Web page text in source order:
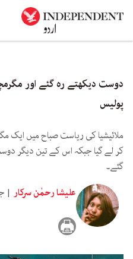
دوست دیکھتے رہ گئے اور
پولیس
کر لے گیا جبکہ اس کے تین دیگر
گئے۔
علیشا رحمٰن سرکار